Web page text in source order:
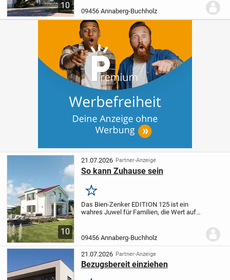
10
Obergeschoss eines gepflegten
Mehrfamilienhauses aus dem Jahr 1997
und überzeugt durch ihre begehrte...
09456 Annaberg-Buchholz
10
21.07.2026 Partner-Anzeige
So kann Zuhause sein
Merken
Das Bien-Zenker EDITION 125 ist ein
wahres Juwel für Familien, die Wert auf
großzügigen Wohnfläche von 125 m² und
einer...
09456 Annaberg-Buchholz
21.07.2026 Partner-Anzeige
Bezugsbereit einziehen